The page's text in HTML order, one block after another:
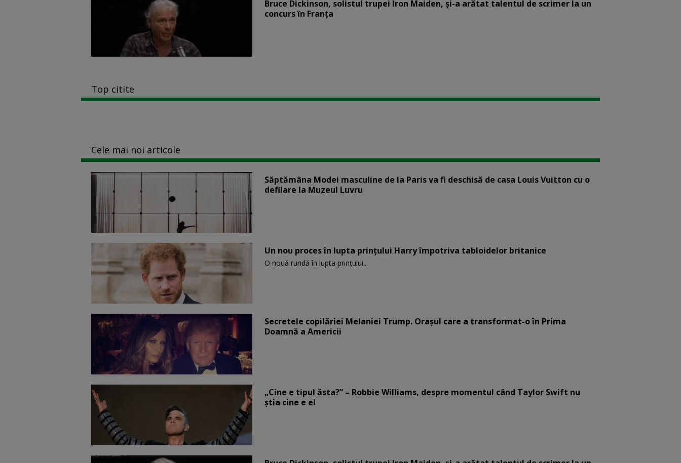
Bruce Dickinson, solistul trupei Iron Maiden, şi-a arătat talentul de scrimer la un
concurs în Franţa
Top citite
Cele mai noi articole
Săptămâna Modei masculine de la Paris va fi deschisă de casa Louis Vuitton cu o
defilare la Muzeul Luvru
Un nou proces în lupta prinţului Harry împotriva tabloidelor britanice
O nouă rundă în lupta prinţului...
Secretele copilăriei Melaniei Trump. Orașul care a transformat-o în Prima
Doamnă a Americii
„Cine e tipul ăsta?” – Robbie Williams, despre momentul când Taylor Swift nu
știa cine e el